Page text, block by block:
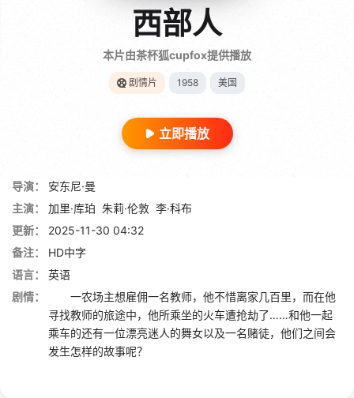
西部人
本片由茶杯狐cupfox提供播放
剧情片 1958 美国
立即播放
导演：
安东尼·曼
主演：
加里·库珀 朱莉·伦敦 李·科布
更新：
2025-11-30 04:32
备注：
HD中字
语言：
英语
剧情：
一农场主想雇佣一名教师，他不惜离家几百里，而在他
寻找教师的旅途中，他所乘坐的火车遭抢劫了……和他一起
乘车的还有一位漂亮迷人的舞女以及一名赌徒，他们之间会
发生怎样的故事呢？